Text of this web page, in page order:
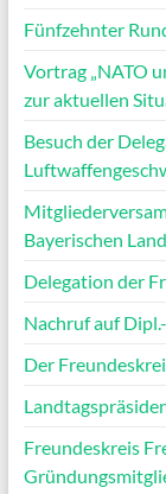
Fünfzehnter
Vortrag „NATO
zur aktuellen
Besuch der
Bayerischen
Delegation der
Nachruf auf
Der
Freundeskreis